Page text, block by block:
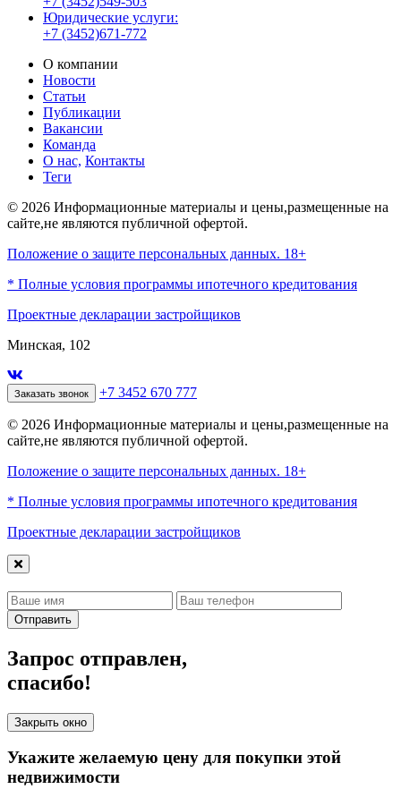
Юридические услуги:
+7 (3452)671-772
О компании
Новости
Статьи
Публикации
Вакансии
Команда
О нас, Контакты
Теги
© 2026 Информационные материалы и цены,размещенные на
сайте,не являются публичной офертой.
Положение о защите персональных данных. 18+
* Полные условия программы ипотечного кредитования
Проектные декларации застройщиков
Минская, 102
Заказать звонок +7 3452 670 777
© 2026 Информационные материалы и цены,размещенные на
сайте,не являются публичной офертой.
Положение о защите персональных данных. 18+
* Полные условия программы ипотечного кредитования
Проектные декларации застройщиков
Отправить
Запрос отправлен,
спасибо!
Закрыть окно
Укажите желаемую цену для покупки этой
недвижимости